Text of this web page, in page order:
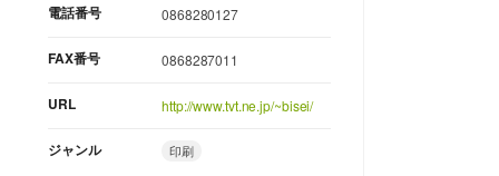
電話番号 0868280127
FAX番号 0868287011
URL http://www.tvt.ne.jp/~bisei/
ジャンル 印刷